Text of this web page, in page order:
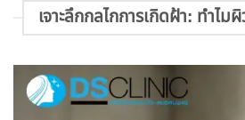
เจาะลึกกลไกการเกิดฝ้า: ทำไม